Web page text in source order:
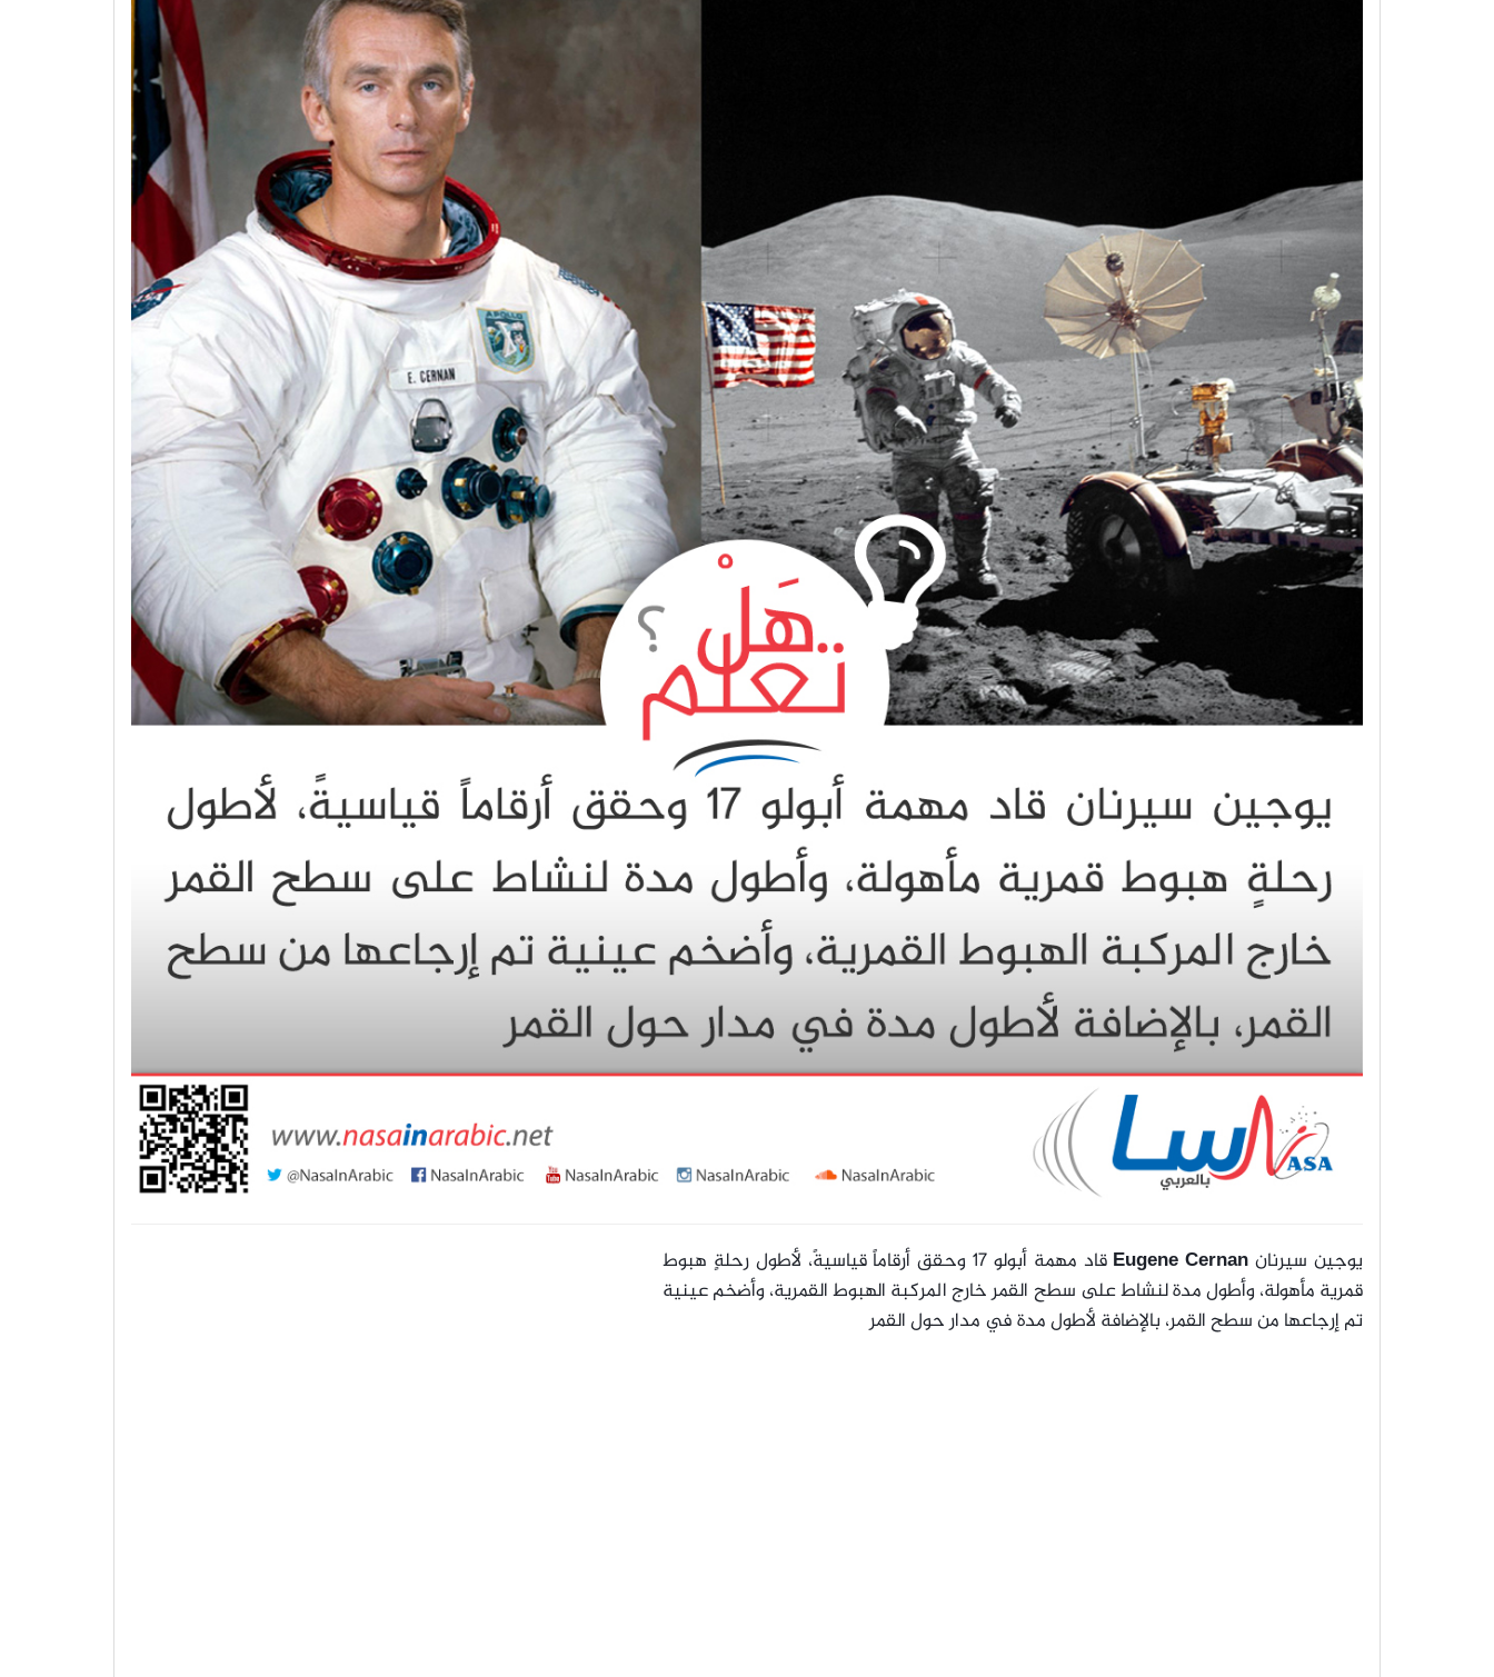
يوجين سيرنان Eugene Cernan
قاد مهمة أبولو 17 وحقق أرقاماً قياسيةً، لأطول رحلةٍ هبوط
قمرية مأهولة، وأطول مدة لنشاط على سطح القمر خارج المركبة الهبوط القمرية، وأضخم عينية
تم إرجاعها من سطح القمر، بالإضافة لأطول مدة في مدار حول القمر